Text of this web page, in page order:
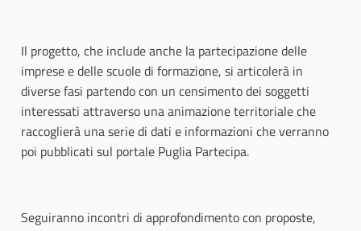
Il progetto, che include anche la partecipazione delle
imprese e delle scuole di formazione, si articolerà in
diverse fasi partendo con un censimento dei soggetti
interessati attraverso una animazione territoriale che
raccoglierà una serie di dati e informazioni che verranno
poi pubblicati sul portale Puglia Partecipa.
Seguiranno incontri di approfondimento con proposte,